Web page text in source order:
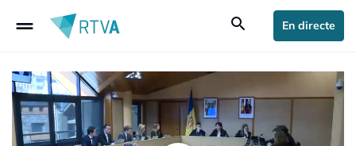
drag_handle search En directe